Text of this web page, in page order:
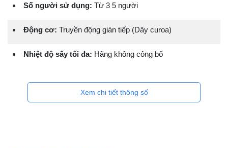
Số người sử dụng: Từ 3 5 người
Động cơ: Truyền động gián tiếp (Dây curoa)
Nhiệt độ sấy tối đa: Hãng không công bố
Xem chi tiết thông số